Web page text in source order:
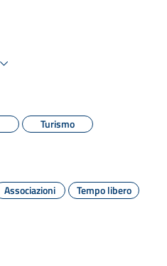
Turismo
Associazioni
Tempo libero